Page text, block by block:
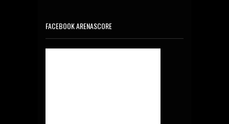
FACEBOOK ARENASCORE